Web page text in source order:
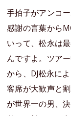
手拍子がアンコ
感謝の言葉から
いって、松永は
んですよ。ツア
から、DJ松永に
客席が大歓声と
が世界一の男、